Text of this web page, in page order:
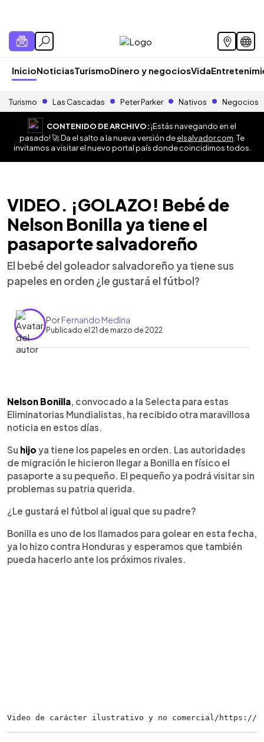
InicioNoticiasTurismoDinero y negociosVida
Turismo Las Cascadas Peter Parker Nativos Negocios
CONTENIDO DE ARCHIVO:¡Estás navegando en el
pasado! 🚀 Da el salto a la nueva versión deelsalvador.com . Te
invitamos a visitar el nuevo portal país donde coincidimos todos.
VIDEO. ¡GOLAZO! Bebé de
Nelson Bonilla ya tiene el
pasaporte salvadoreño
El bebé del goleador salvadoreño ya tiene sus
papeles en orden ¿le gustará el fútbol?
PorFernando Medina
Publicado el 21 de marzo de 2022
► Escuchar artículo
Nelson Bonilla, convocado a la Selecta para estas
Eliminatorias Mundialistas, ha recibido otra maravillosa
noticia en estos días.
Su hijo ya tiene los papeles en orden. Las autoridades
de migración le hicieron llegar a Bonilla en físico el
pasaporte a su pequeño. El pequeño ya podrá visitar sin
problemas su patria querida.
¿Le gustará el fútbol al igual que su padre?
Bonilla es uno de los llamados para golear en esta fecha,
ya lo hizo contra Honduras y esperamos que también
pueda hacerlo ante los próximos rivales.
Video de carácter ilustrativo y no comercial/https://